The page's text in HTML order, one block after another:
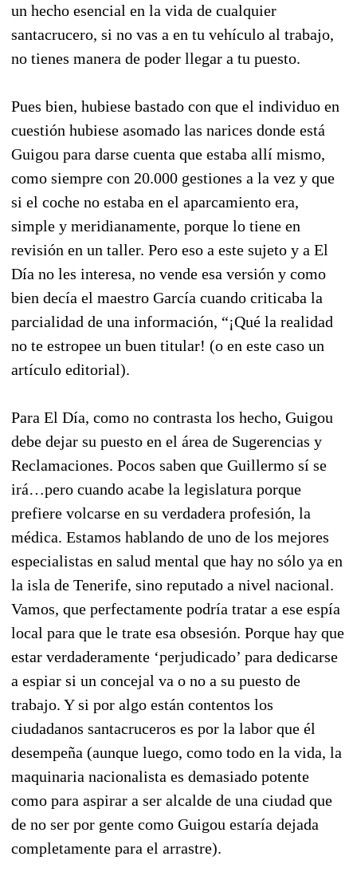
un hecho esencial en la vida de cualquier
santacrucero, si no vas a en tu vehículo al trabajo,
no tienes manera de poder llegar a tu puesto.
Pues bien, hubiese bastado con que el individuo en
cuestión hubiese asomado las narices donde está
Guigou para darse cuenta que estaba allí mismo,
como siempre con 20.000 gestiones a la vez y que
si el coche no estaba en el aparcamiento era,
simple y meridianamente, porque lo tiene en
revisión en un taller. Pero eso a este sujeto y a El
Día no les interesa, no vende esa versión y como
bien decía el maestro García cuando criticaba la
parcialidad de una información, “¡Qué la realidad
no te estropee un buen titular! (o en este caso un
artículo editorial).
Para El Día, como no contrasta los hecho, Guigou
debe dejar su puesto en el área de Sugerencias y
Reclamaciones. Pocos saben que Guillermo sí se
irá…pero cuando acabe la legislatura porque
prefiere volcarse en su verdadera profesión, la
médica. Estamos hablando de uno de los mejores
especialistas en salud mental que hay no sólo ya en
la isla de Tenerife, sino reputado a nivel nacional.
Vamos, que perfectamente podría tratar a ese espía
local para que le trate esa obsesión. Porque hay que
estar verdaderamente ‘perjudicado’ para dedicarse
a espiar si un concejal va o no a su puesto de
trabajo. Y si por algo están contentos los
ciudadanos santacruceros es por la labor que él
desempeña (aunque luego, como todo en la vida, la
maquinaria nacionalista es demasiado potente
como para aspirar a ser alcalde de una ciudad que
de no ser por gente como Guigou estaría dejada
completamente para el arrastre).